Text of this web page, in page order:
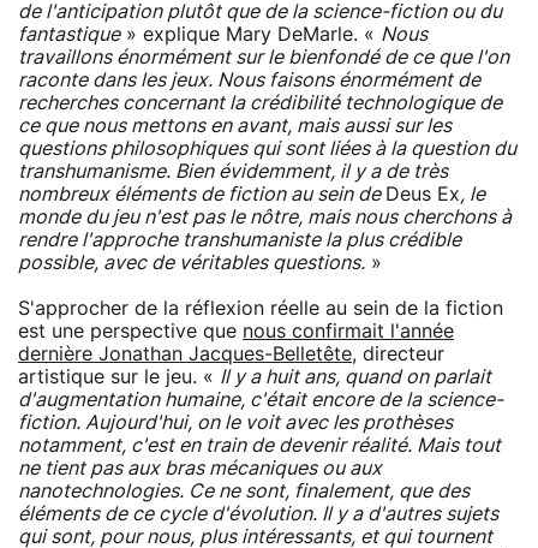
de l'anticipation plutôt que de la science-fiction ou du
fantastique» explique Mary DeMarle. « Nous
travaillons énormément sur le bienfondé de ce que l'on
raconte dans les jeux. Nous faisons énormément de
recherches concernant la crédibilité technologique de
ce que nous mettons en avant, mais aussi sur les
questions philosophiques qui sont liées à la question du
transhumanisme. Bien évidemment, il y a de très
nombreux éléments de fiction au sein de Deus Ex, le
monde du jeu n'est pas le nôtre, mais nous cherchons à
rendre l'approche transhumaniste la plus crédible
possible, avec de véritables questions. »
S'approcher de la réflexion réelle au sein de la fiction
est une perspective que nous confirmait l'année
dernière Jonathan Jacques-Belletête, directeur
artistique sur le jeu. « Il y a huit ans, quand on parlait
d'augmentation humaine, c'était encore de la science-
fiction. Aujourd'hui, on le voit avec les prothèses
notamment, c'est en train de devenir réalité. Mais tout
ne tient pas aux bras mécaniques ou aux
nanotechnologies. Ce ne sont, finalement, que des
éléments de ce cycle d'évolution. Il y a d'autres sujets
qui sont, pour nous, plus intéressants, et qui tournent